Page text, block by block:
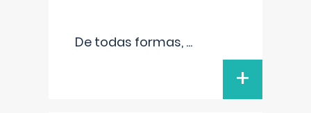
De todas formas, ...
+